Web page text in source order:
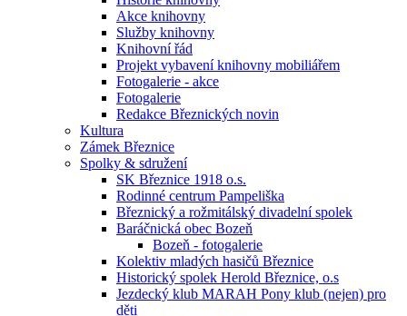
Akce knihovny
Služby knihovny
Knihovní řád
Projekt vybavení knihovny mobiliářem
Fotogalerie - akce
Fotogalerie
Redakce Březnických novin
Kultura
Zámek Březnice
Spolky & sdružení
SK Březnice 1918 o.s.
Rodinné centrum Pampeliška
Březnický a rožmitálský divadelní spolek
Baráčnická obec Bozeň
Bozeň - fotogalerie
Kolektiv mladých hasičů Březnice
Historický spolek Herold Březnice, o.s
Jezdecký klub MARAH Pony klub (nejen) pro
děti